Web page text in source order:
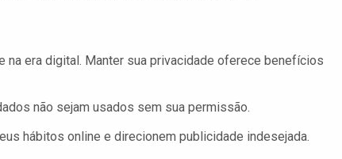
era digital. Manter sua privacidade oferece benefícios
não sejam usados sem sua permissão.
hábitos online e direcionem publicidade indesejada.